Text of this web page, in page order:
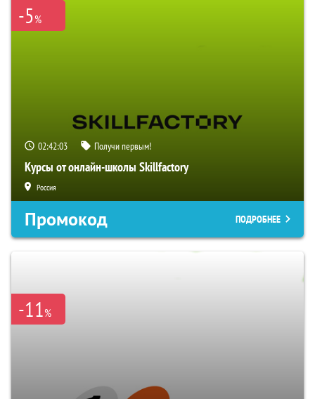
-5%
02:42:02 Получи первым!
Курсы от онлайн-школы Skillfactory
Россия
Промокод ПОДРОБНЕЕ
-11%